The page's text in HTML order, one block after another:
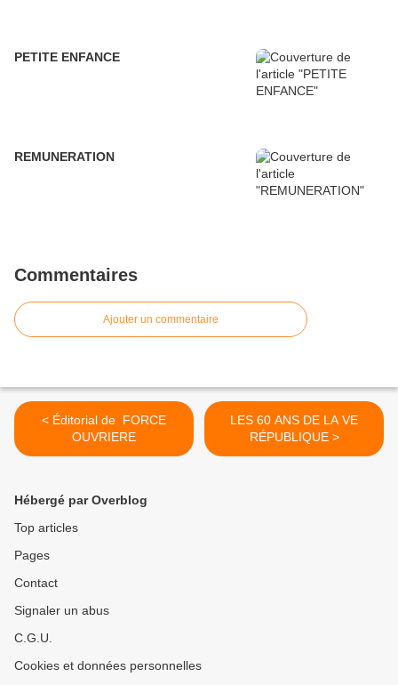
PETITE ENFANCE
REMUNERATION
Commentaires
Ajouter un commentaire
< Éditorial de FORCE
OUVRIERE
LES 60 ANS DE LA VE
RÉPUBLIQUE >
Hébergé par Overblog
Top articles
Pages
Contact
Signaler un abus
C.G.U.
Cookies et données personnelles